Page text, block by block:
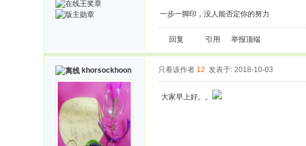
一步一脚印，没人能否定你的努力
回复 引用 举报顶端
khorsockhoon 只看该作者 12 发表于: 2018-10-03
大家早上好。。